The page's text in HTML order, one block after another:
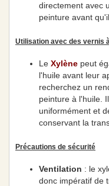
directement avec
peinture avant
Utilisation avec des vernis
Le Xylène peut
l'huile avant leur
recherchez un
peinture à l'huile.
uniformément et
conservant la
Précautions de sécurité
Ventilation : le
donc impératif de